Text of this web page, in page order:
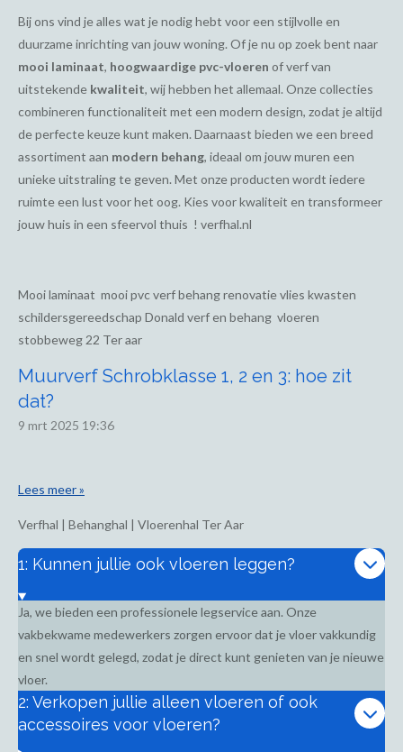
Bij ons vind je alles wat je nodig hebt voor een stijlvolle en
duurzame inrichting van jouw woning. Of je nu op zoek bent naar
mooi laminaat, hoogwaardige pvc-vloeren of verf van
uitstekende kwaliteit, wij hebben het allemaal. Onze collecties
combineren functionaliteit met een modern design, zodat je altijd
de perfecte keuze kunt maken. Daarnaast bieden we een breed
assortiment aan modern behang, ideaal om jouw muren een
unieke uitstraling te geven. Met onze producten wordt iedere
ruimte een lust voor het oog. Kies voor kwaliteit en transformeer
jouw huis in een sfeervol thuis ! verfhal.nl
Mooi laminaat mooi pvc verf behang renovatie vlies kwasten
schildersgereedschap Donald verf en behang vloeren
stobbeweg 22 Ter aar
Muurverf Schrobklasse 1, 2 en 3: hoe zit
dat?
9 mrt 2025 19:36
Lees meer »
Verfhal | Behanghal | Vloerenhal Ter Aar
1: Kunnen jullie ook vloeren leggen?
Ja, we bieden een professionele legservice aan. Onze
vakbekwame medewerkers zorgen ervoor dat je vloer vakkundig
en snel wordt gelegd, zodat je direct kunt genieten van je nieuwe
vloer.
2: Verkopen jullie alleen vloeren of ook
accessoires voor vloeren?